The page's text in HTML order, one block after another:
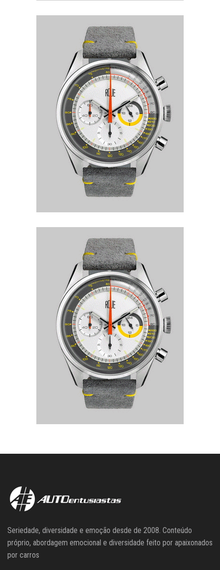
Seriedade, diversidade e emoção desde de 2008. Conteúdo
próprio, abordagem emocional e diversidade feito por apaixonados
por carros